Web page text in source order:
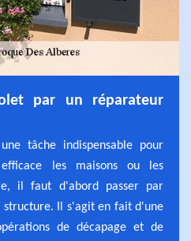
par un réparateur
tâche indispensable pour
les maisons ou les
il faut d'abord passer par
structure. Il s'agit en fait d'une
de décapage et de